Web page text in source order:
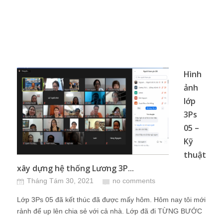
Hình
ảnh
lớp
3Ps
05 –
Kỹ
thuật
xây dựng hệ thống Lương 3P...
Tháng Tám 30, 2021 no comments
Lớp 3Ps 05 đã kết thúc đã được mấy hôm. Hôm nay tôi mới
rảnh để up lên chia sẻ với cả nhà. Lớp đã đi TỪNG BƯỚC